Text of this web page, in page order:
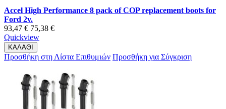
Accel High Performance 8 pack of COP replacement boots for
Ford 2v.
93,47 € 75,38 €
Quickview
ΚΑΛΑΘΙ
Προσθήκη στη Λίστα Επιθυμιών Προσθήκη για Σύγκριση